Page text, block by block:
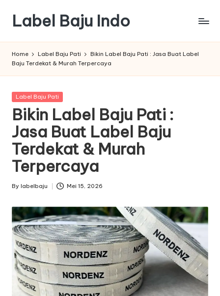
content
Label Baju Indo
Home Label Baju Pati
Bikin Label Baju Pati : Jasa Buat Label
Baju Terdekat & Murah Terpercaya
Posted
Label Baju Pati
Bikin Label Baju Pati :
Jasa Buat Label Baju
Terdekat & Murah
Terpercaya
Posted
By labelbaju Mei 15, 2026